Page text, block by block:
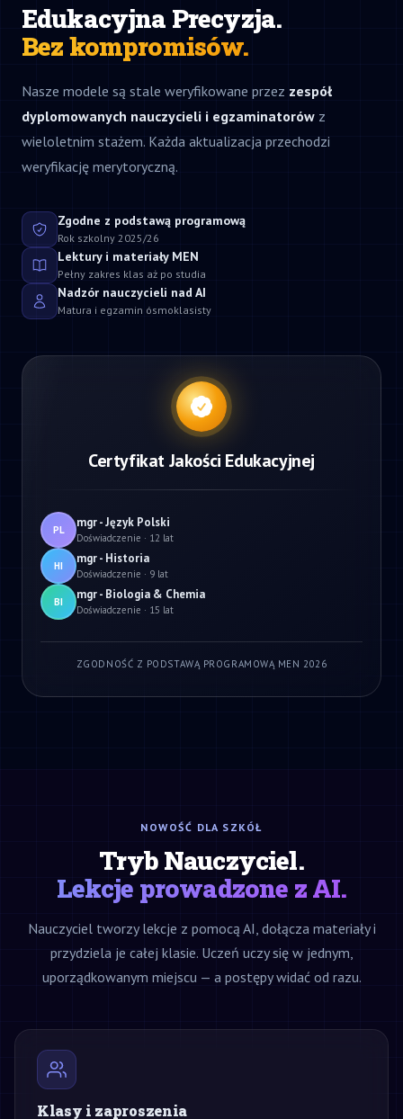
Edukacyjna Precyzja.
Bez kompromisów.
Nasze modele są stale weryfikowane przez zespół
dyplomowanych nauczycieli i egzaminatorów z
wieloletnim stażem. Każda aktualizacja przechodzi
weryfikację merytoryczną.
Zgodne z podstawą programową
Rok szkolny 2025/26
Lektury i materiały MEN
Pełny zakres klas aż po studia
Nadzór nauczycieli nad AI
Matura i egzamin ósmoklasisty
Certyfikat Jakości Edukacyjnej
PL mgr - Język Polski
Doświadczenie · 12 lat
HI mgr - Historia
Doświadczenie · 9 lat
BI mgr - Biologia & Chemia
Doświadczenie · 15 lat
ZGODNOŚĆ Z PODSTAWĄ PROGRAMOWĄ MEN 2026
NOWOŚĆ DLA SZKÓŁ
Tryb Nauczyciel.
Lekcje prowadzone z AI.
Nauczyciel tworzy lekcje z pomocą AI, dołącza materiały i
przydziela je całej klasie. Uczeń uczy się w jednym,
uporządkowanym miejscu — a postępy widać od razu.
Klasy i zaproszenia